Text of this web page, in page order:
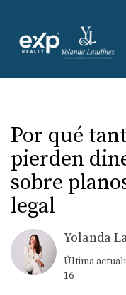
Por qué
pierden
sobre
legal
Yolanda
Última
16